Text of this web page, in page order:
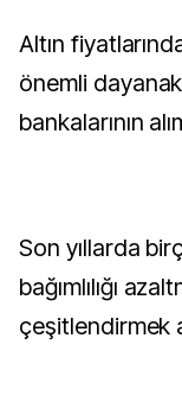
Altın
önemli
bankalarının
Son yıllarda
bağımlılığı
çeşitlendirmek